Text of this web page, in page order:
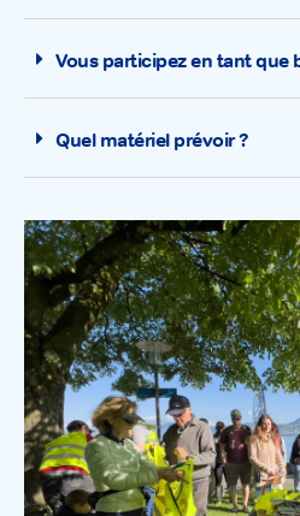
Vous participez en tant que
Quel matériel prévoir ?